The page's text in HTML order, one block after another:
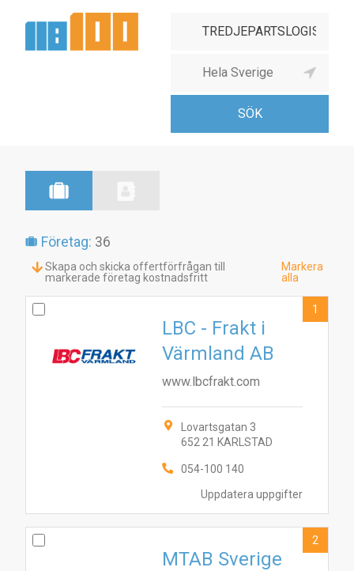
Företag: 36
Skapa och skicka offertförfrågan till
markerade företag kostnadsfritt
Markera
alla
Uppdatera uppgifter
LBC - Frakt i
Värmland AB
www.lbcfrakt.com
Lovartsgatan 3
652 21 KARLSTAD
054-100 140
1
MTAB Sverige
2